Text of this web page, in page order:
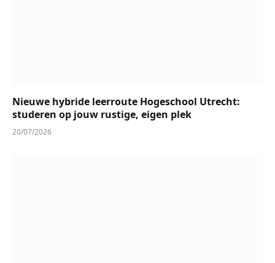
Nieuwe hybride leerroute Hogeschool Utrecht:
studeren op jouw rustige, eigen plek
20/07/2026